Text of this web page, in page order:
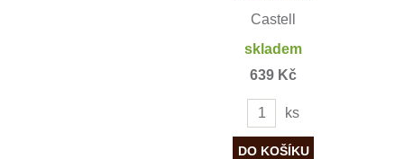
Castell
skladem
639 Kč
ks